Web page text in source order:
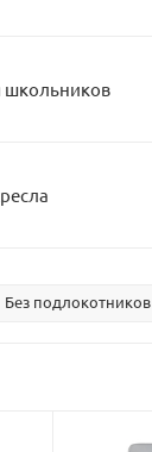
школьников
Без подлокотников